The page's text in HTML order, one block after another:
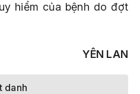
hiểm của bệnh do đợt
YÊN LAN
danh